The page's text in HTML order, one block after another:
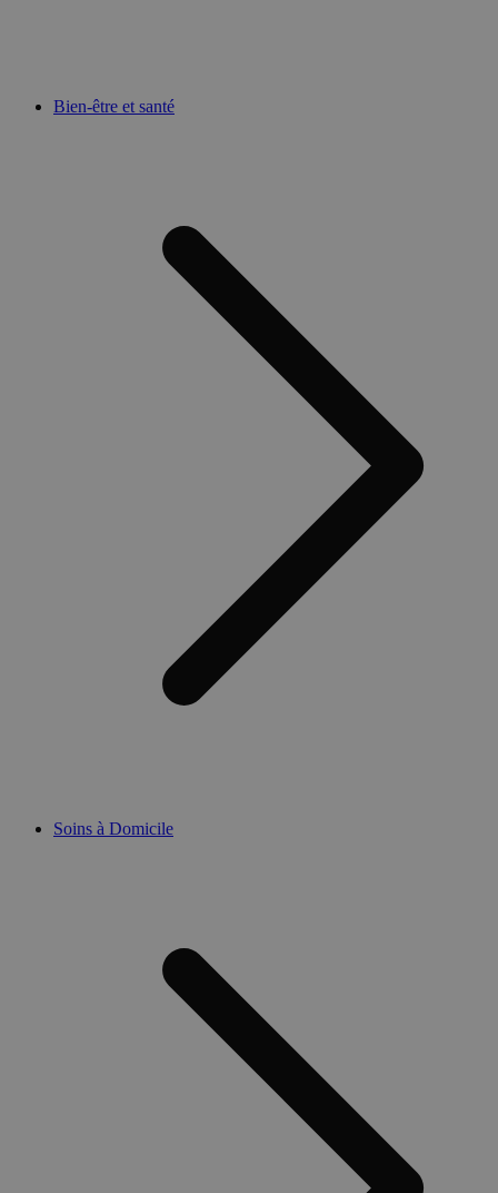
Bien-être et santé
Soins à Domicile